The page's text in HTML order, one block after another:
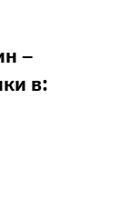
–
в: